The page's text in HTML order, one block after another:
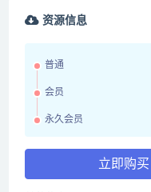
资源信息
普通
会员
永久会员
立即购买